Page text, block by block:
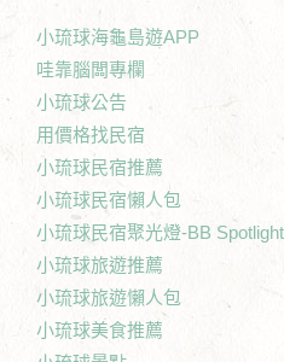
小琉球海龜島遊APP
哇靠腦闆專欄
小琉球公告
用價格找民宿
小琉球民宿推薦
小琉球民宿懶人包
小琉球民宿聚光燈-BB Spotlight
小琉球旅遊推薦
小琉球旅遊懶人包
小琉球美食推薦